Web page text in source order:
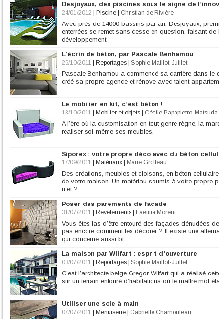
Desjoyaux, des piscines sous le signe de
24/01/2012 Piscine Christian de Rivière
Avec près de 14000 bassins par an, Desjoyaux,
enterrées se remet sans cesse en question, faisant
développement.
L'écrin de béton, par Pascale Benhamou
26/10/2011 Reportages Sophie Maillot-Juillet
Pascale Benhamou a commencé sa carrière dans le
créé sa propre agence et rénove avec talent
Le mobilier en kit, c’est béton !
13/10/2011 Mobilier et objets Cécile Papapietro-Matsuda
A l’ère où la customisation en tout genre règne, la
réaliser soi-même ses meubles.
Siporex : votre propre déco avec du béton
17/09/2011 Matériaux Marie Grolleau
Des créations, meubles et cloisons, en béton
de votre maison. Un matériau soumis à votre propre
met ?
Poser des parements de façade
31/07/2011 Revêtements Laetitia Moréni
Vous êtes las d’être entouré des façades dénudées
pas encore comment les décorer ? Il existe une
qui concerne aussi bi
La maison par Wilfart : esprit d'ouverture
08/07/2011 Reportages Sophie Maillot-Juillet
C’est l’architecte belge Gregor Wilfart qui a réalisé
sur un terrain entouré d’habitations où le maître mot
Utiliser une scie à main
07/07/2011 Menuiserie Gabrielle Chamouleau